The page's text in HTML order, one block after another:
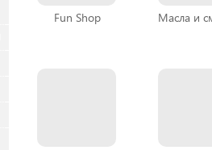
Fun Shop Масла и